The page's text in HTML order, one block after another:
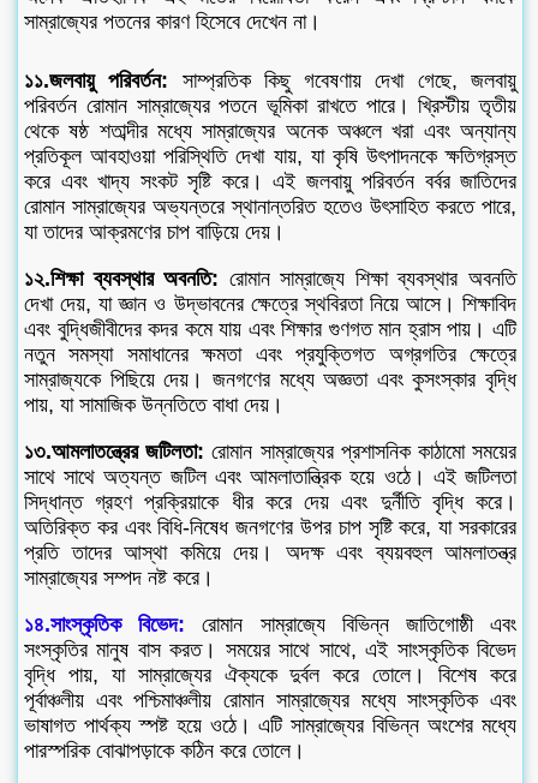
সাম্রাজ্যের পতনের কারণ হিসেবে দেখেন না।
১১.জলবায়ু পরিবর্তন: সাম্প্রতিক কিছু গবেষণায় দেখা গেছে, জলবায়ু
পরিবর্তন রোমান সাম্রাজ্যের পতনে ভূমিকা রাখতে পারে। খ্রিস্টীয় তৃতীয়
থেকে ষষ্ঠ শতাব্দীর মধ্যে সাম্রাজ্যের অনেক অঞ্চলে খরা এবং অন্যান্য
প্রতিকূল আবহাওয়া পরিস্থিতি দেখা যায়, যা কৃষি উৎপাদনকে ক্ষতিগ্রস্ত
করে এবং খাদ্য সংকট সৃষ্টি করে। এই জলবায়ু পরিবর্তন বর্বর জাতিদের
রোমান সাম্রাজ্যের অভ্যন্তরে স্থানান্তরিত হতেও উৎসাহিত করতে পারে,
যা তাদের আক্রমণের চাপ বাড়িয়ে দেয়।
১২.শিক্ষা ব্যবস্থার অবনতি: রোমান সাম্রাজ্যে শিক্ষা ব্যবস্থার অবনতি
দেখা দেয়, যা জ্ঞান ও উদ্ভাবনের ক্ষেত্রে স্থবিরতা নিয়ে আসে। শিক্ষাবিদ
এবং বুদ্ধিজীবীদের কদর কমে যায় এবং শিক্ষার গুণগত মান হ্রাস পায়। এটি
নতুন সমস্যা সমাধানের ক্ষমতা এবং প্রযুক্তিগত অগ্রগতির ক্ষেত্রে
সাম্রাজ্যকে পিছিয়ে দেয়। জনগণের মধ্যে অজ্ঞতা এবং কুসংস্কার বৃদ্ধি
পায়, যা সামাজিক উন্নতিতে বাধা দেয়।
১৩.আমলাতন্ত্রের জটিলতা:রোমান সাম্রাজ্যের প্রশাসনিক কাঠামো সময়ের
সাথে সাথে অত্যন্ত জটিল এবং আমলাতান্ত্রিক হয়ে ওঠে। এই জটিলতা
সিদ্ধান্ত গ্রহণ প্রক্রিয়াকে ধীর করে দেয় এবং দুর্নীতি বৃদ্ধি করে।
অতিরিক্ত কর এবং বিধি-নিষেধ জনগণের উপর চাপ সৃষ্টি করে, যা সরকারের
প্রতি তাদের আস্থা কমিয়ে দেয়। অদক্ষ এবং ব্যয়বহুল আমলাতন্ত্র
সাম্রাজ্যের সম্পদ নষ্ট করে।
১৪.সাংস্কৃতিক বিভেদ:রোমান সাম্রাজ্যে বিভিন্ন জাতিগোষ্ঠী এবং
সংস্কৃতির মানুষ বাস করত। সময়ের সাথে সাথে, এই সাংস্কৃতিক বিভেদ
বৃদ্ধি পায়, যা সাম্রাজ্যের ঐক্যকে দুর্বল করে তোলে। বিশেষ করে
পূর্বাঞ্চলীয় এবং পশ্চিমাঞ্চলীয় রোমান সাম্রাজ্যের মধ্যে সাংস্কৃতিক এবং
ভাষাগত পার্থক্য স্পষ্ট হয়ে ওঠে। এটি সাম্রাজ্যের বিভিন্ন অংশের মধ্যে
পারস্পরিক বোঝাপড়াকে কঠিন করে তোলে।